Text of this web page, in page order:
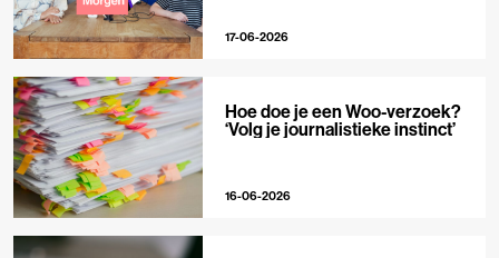
17-06-2026
Hoe doe je een Woo-verzoek?
‘Volg je journalistieke instinct’
16-06-2026